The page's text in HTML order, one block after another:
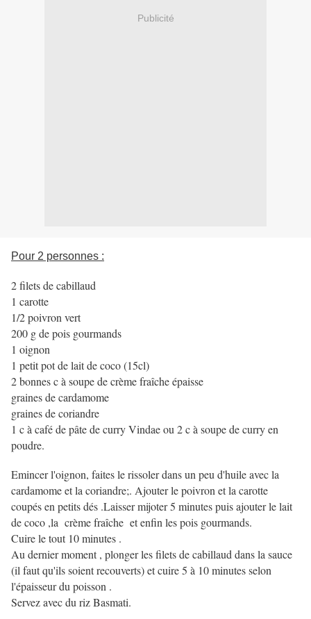
Publicité
Pour 2 personnes :
2 filets de cabillaud
1 carotte
1/2 poivron vert
200 g de pois gourmands
1 oignon
1 petit pot de lait de coco (15cl)
2 bonnes c à soupe de crème fraîche épaisse
graines de cardamome
graines de coriandre
1 c à café de pâte de curry Vindae ou 2 c à soupe de curry en
poudre.
Emincer l'oignon, faites le rissoler dans un peu d'huile avec la
cardamome et la coriandre;. Ajouter le poivron et la carotte
coupés en petits dés .Laisser mijoter 5 minutes puis ajouter le lait
de coco ,la crème fraîche et enfin les pois gourmands.
Cuire le tout 10 minutes .
Au dernier moment , plonger les filets de cabillaud dans la sauce
(il faut qu'ils soient recouverts) et cuire 5 à 10 minutes selon
l'épaisseur du poisson .
Servez avec du riz Basmati.